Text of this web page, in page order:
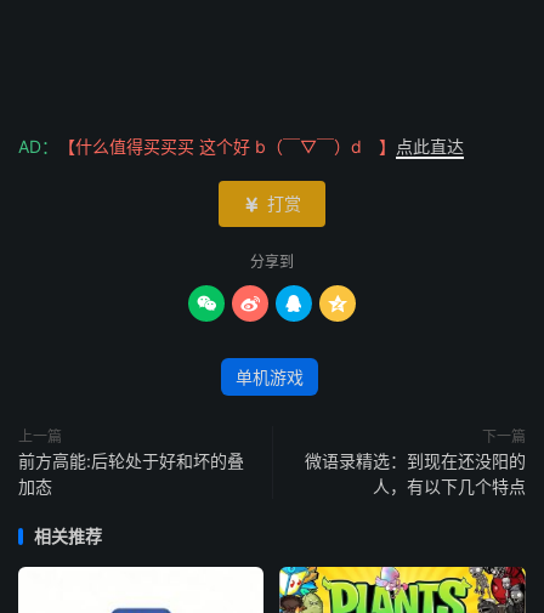
AD： 【什么值得买买买 这个好 b（￣▽￣）d 】 点此直达
 打赏
分享到
   
单机游戏
上一篇
前方高能:后轮处于好和坏的叠
加态
下一篇
微语录精选：到现在还没阳的
人，有以下几个特点
相关推荐